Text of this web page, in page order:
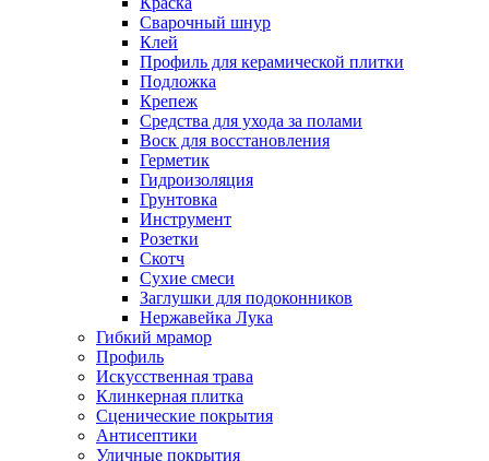
Сварочный шнур
Клей
Профиль для керамической плитки
Подложка
Крепеж
Средства для ухода за полами
Воск для восстановления
Герметик
Гидроизоляция
Грунтовка
Инструмент
Розетки
Скотч
Сухие смеси
Заглушки для подоконников
Нержавейка Лука
Гибкий мрамор
Профиль
Искусственная трава
Клинкерная плитка
Сценические покрытия
Антисептики
Уличные покрытия